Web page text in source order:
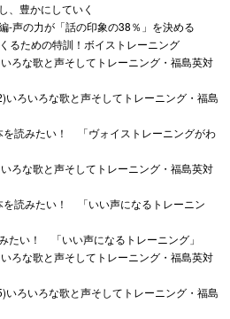
、豊かにしていく
-声の力が「話の印象の38％」を決める
ための特訓！ボイストレーニング
ろな歌と声そしてトレーニング・福島英対
いろいろな歌と声そしてトレーニング・福島
を読みたい！ 「ヴォイストレーニングがわ
ろな歌と声そしてトレーニング・福島英対
を読みたい！ 「いい声になるトレーニン
たい！ 「いい声になるトレーニング」
ろな歌と声そしてトレーニング・福島英対
いろいろな歌と声そしてトレーニング・福島